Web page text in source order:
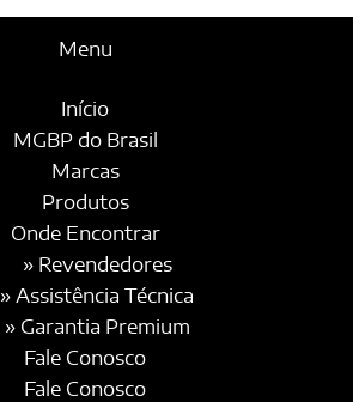
Menu
Início
MGBP do Brasil
Marcas
Produtos
Onde Encontrar
» Revendedores
» Assistência Técnica
» Garantia Premium
Fale Conosco
Fale Conosco